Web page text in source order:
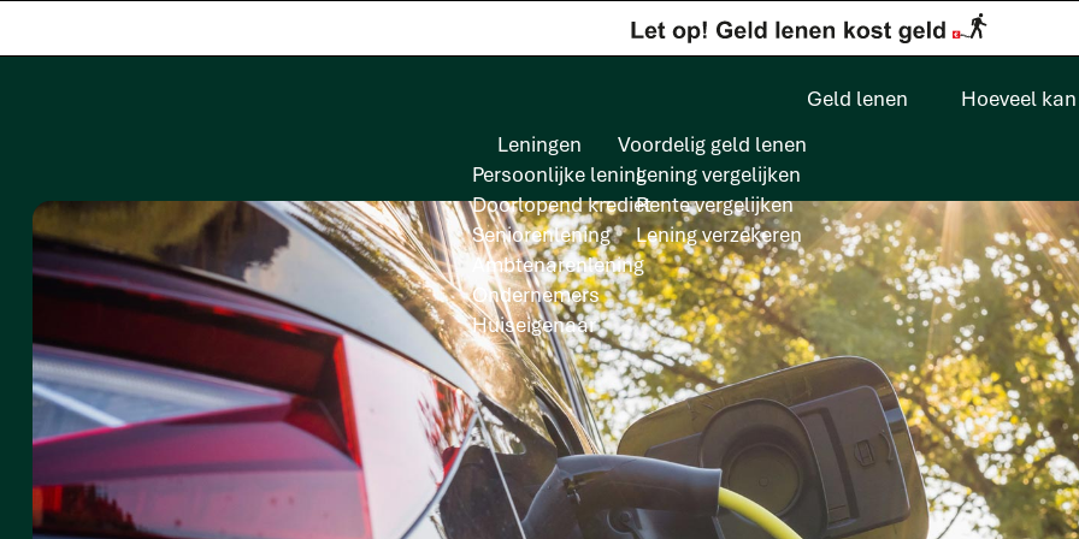
Geld lenen
Leningen
Persoonlijke lening
Doorlopend krediet
Seniorenlening
Ambtenarenlening
Ondernemers
Huiseigenaar
Voordelig geld lenen
Lening vergelijken
Rente vergelijken
Lening verzekeren
Hoeveel